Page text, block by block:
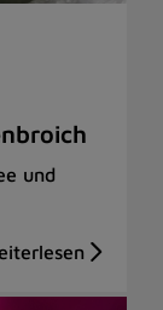
und